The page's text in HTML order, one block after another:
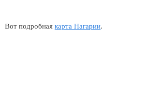
Вот подробная карта Нагарии.